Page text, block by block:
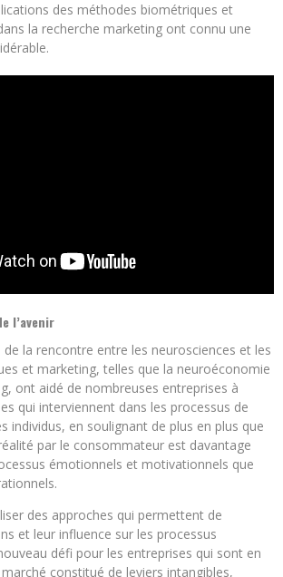
des méthodes biométriques et
la recherche marketing ont connu une
l’avenir
de la rencontre entre les neurosciences et les
et marketing, telles que la neuroéconomie
ont aidé de nombreuses entreprises à
qui interviennent dans les processus de
individus, en soulignant de plus en plus que
par le consommateur est davantage
émotionnels et motivationnels que
des approches qui permettent de
et leur influence sur les processus
défi pour les entreprises qui sont en
constitué de leviers intangibles,